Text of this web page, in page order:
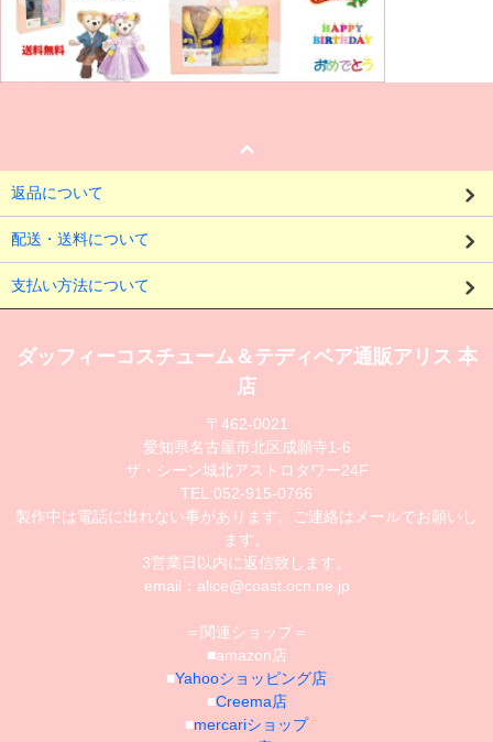
返品について
配送・送料について
支払い方法について
ダッフィーコスチューム＆テディベア通販アリス 本
店
〒462-0021
愛知県名古屋市北区成願寺1-6
ザ・シーン城北アストロタワー24F
TEL:052-915-0766
製作中は電話に出れない事があります。ご連絡はメールでお願いし
ます。
3営業日以内に返信致します。
email：alice@coast.ocn.ne.jp
＝関連ショップ＝
■amazon店
■Yahooショッピング店
■Creema店
■mercariショップ